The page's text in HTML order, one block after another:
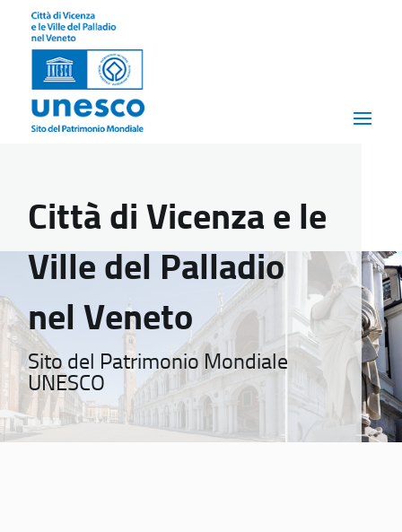
Città di Vicenza e le
Ville del Palladio
nel Veneto
Sito del Patrimonio Mondiale
UNESCO